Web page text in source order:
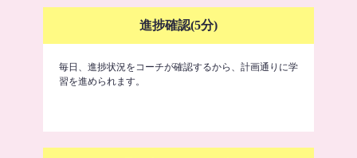
進捗確認(5分)
毎日、進捗状況をコーチが確認するから、計画通りに学
習を進められます。